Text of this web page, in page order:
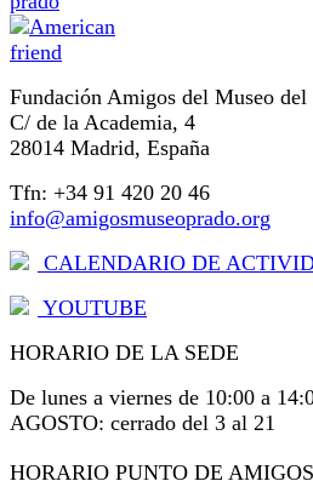
Fundación Amigos del Museo del
C/ de la Academia, 4
28014 Madrid, España
Tfn: +34 91 420 20 46
info@amigosmuseoprado.org
CALENDARIO DE
YOUTUBE
HORARIO DE LA SEDE
De lunes a viernes de 10:00 a
AGOSTO: cerrado del 3 al 21
HORARIO PUNTO DE